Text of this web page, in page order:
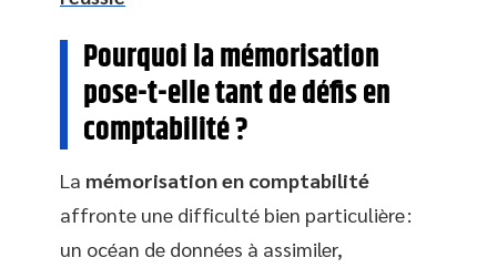
Pourquoi la mémorisation
pose-t-elle tant de défis en
comptabilité ?
La mémorisation en comptabilité
affronte une difficulté bien particulière :
un océan de données à assimiler,